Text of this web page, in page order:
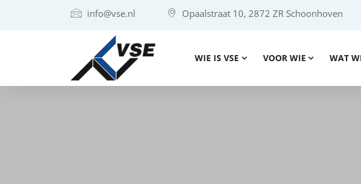
info@vse.nl Opaalstraat 10, 2872 ZR Schoonhoven
WIE IS VSE VOOR WIE WAT